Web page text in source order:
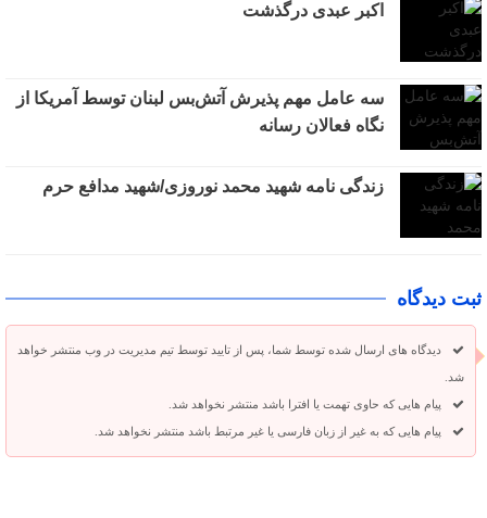
اکبر عبدی درگذشت
سه عامل مهم پذیرش آتش‌بس لبنان توسط آمریکا از
نگاه فعالان رسانه
زندگی نامه شهید محمد نوروزی/شهید مدافع حرم
ثبت دیدگاه
دیدگاه های ارسال شده توسط شما، پس از تایید توسط تیم مدیریت در وب منتشر خواهد
شد.
پیام هایی که حاوی تهمت یا افترا باشد منتشر نخواهد شد.
پیام هایی که به غیر از زبان فارسی یا غیر مرتبط باشد منتشر نخواهد شد.